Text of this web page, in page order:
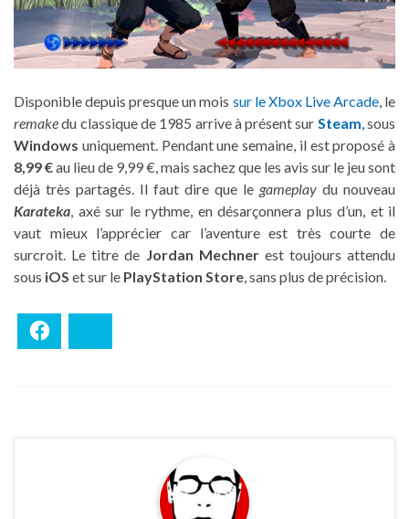
Disponible depuis presque un mois sur le Xbox Live Arcade, le
remakedu classique de 1985 arrive à présent sur Steam, sous
Windows uniquement. Pendant une semaine, il est proposé à
8,99 €au lieu de 9,99 €, mais sachez que les avis sur le jeu sont
déjà très partagés. Il faut dire que le gameplay du nouveau
Karateka, axé sur le rythme, en désarçonnera plus d’un, et il
vaut mieux l’apprécier car l’aventure est très courte de
surcroit. Le titre de Jordan Mechnerest toujours attendu
sous iOS et sur le PlayStation Store, sans plus de précision.